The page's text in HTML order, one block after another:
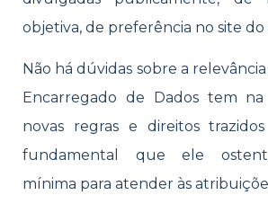
objetiva, de preferência no site
Não há dúvidas sobre a
Encarregado de Dados tem na
novas regras e direitos
fundamental que ele
mínima para atender às